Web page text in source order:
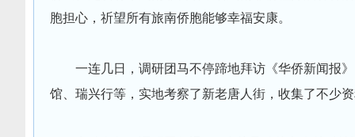
胞担心，祈望所有旅南侨胞能够幸福安康。
一连几日，调研团马不停蹄地拜访《华侨新闻报
馆、瑞兴行等，实地考察了新老唐人街，收集了不少